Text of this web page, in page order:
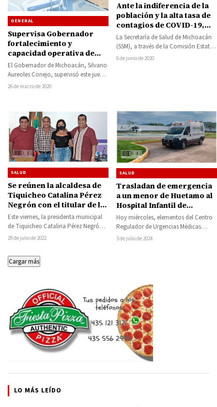
GENERAL
Supervisa Gobernador
fortalecimiento y
capacidad operativa de
hospitales ante COVID-19
El Gobernador de Michoacán, Silvano
Aureoles Conejo, supervisó este jueves
el fortalecimiento y capacidad
26 de marzo de 2020
Ante la indiferencia de la
población y la alta tasa de
contagios de COVID-19,
clausuran negocios en
Lázaro Cárdenas
La Secretaría de Salud de Michoacán
(SSM), a través de la Comisión Estatal
para la Prevención Contra Riesgos…
6 de junio de 2020
SALUD
Se reúnen la alcaldesa de
Tiquicheo Catalina Pérez
Negrón con el titular de la
Secretaría de Salud de
Michoacán, acuerdan
trabajar juntos por la
salud del municipio
Este viernes, la presidenta municipal
de Tiquicheo Catalina Pérez Negrón
Espinoza, recibió la visita de Elías
29 de julio de 2022
SALUD
Trasladan de emergencia
a un menor de Huetamo al
Hospital Infantil de
Morelia por severa lesión
en la cabeza producida
por un desarmador
Hoy miércoles, elementos del Centro
Regulador de Urgencias Médicas
(CRUM) con sede en Huetamo, en
3 de julio de 2024
Cargar más
LO MÁS LEÍDO